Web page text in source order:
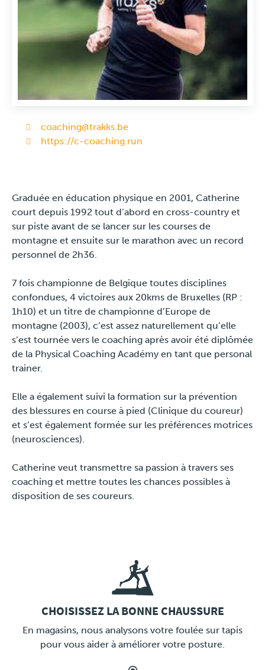
TraKKs Team
Partenaires
Presse
coaching@trakks.be
https://c-coaching.run
Graduée en éducation physique en 2001, Catherine
court depuis 1992 tout d’abord en cross-country et
sur piste avant de se lancer sur les courses de
montagne et ensuite sur le marathon avec un record
personnel de 2h36.
7 fois championne de Belgique toutes disciplines
confondues, 4 victoires aux 20kms de Bruxelles (RP :
1h10) et un titre de championne d’Europe de
montagne (2003), c’est assez naturellement qu’elle
s’est tournée vers le coaching après avoir été diplômée
de la Physical Coaching Académy en tant que personal
trainer.
Elle a également suivi la formation sur la prévention
des blessures en course à pied (Clinique du coureur)
et s’est également formée sur les préférences motrices
(neurosciences).
Catherine veut transmettre sa passion à travers ses
coaching et mettre toutes les chances possibles à
disposition de ses coureurs.
CHOISISSEZ LA BONNE CHAUSSURE
En magasins, nous analysons votre foulée sur tapis
pour vous aider à améliorer votre posture.